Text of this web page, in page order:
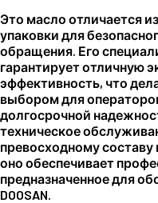
Это масло отличается
упаковки для
обращения. Его
гарантирует отличную
эффективность, что
выбором для
долгосрочной
техническое
превосходному составу
оно обеспечивает
предназначенное для
DOOSAN.